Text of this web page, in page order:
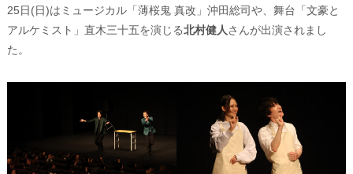
25日(日)はミュージカル「薄桜鬼 真改」沖田総司や、舞台「文豪と
アルケミスト」直木三十五を演じる北村健人 さんが出演されまし
た。